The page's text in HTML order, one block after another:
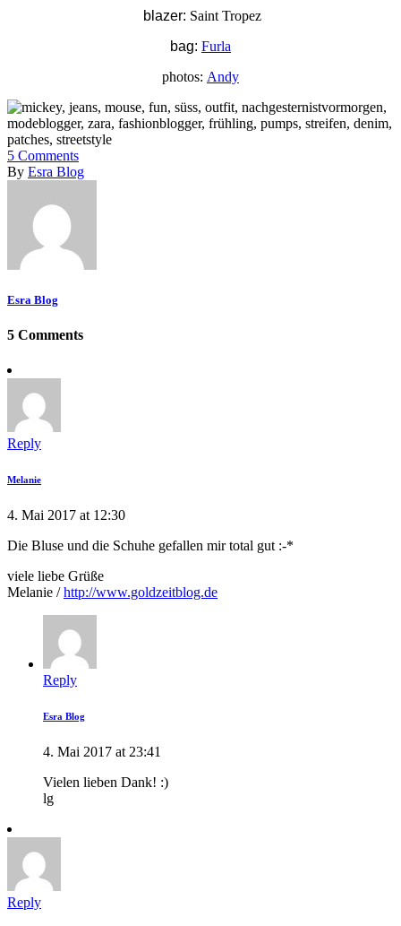
blazer: Saint Tropez
bag: Furla
photos: Andy
5 Comments
By Esra Blog
Esra Blog
5 Comments
Reply
Melanie
4. Mai 2017 at 12:30
Die Bluse und die Schuhe gefallen mir total gut :-*
viele liebe Grüße
Melanie /http://www.goldzeitblog.de
Reply
Esra Blog
4. Mai 2017 at 23:41
Vielen lieben Dank! :)
lg
Reply